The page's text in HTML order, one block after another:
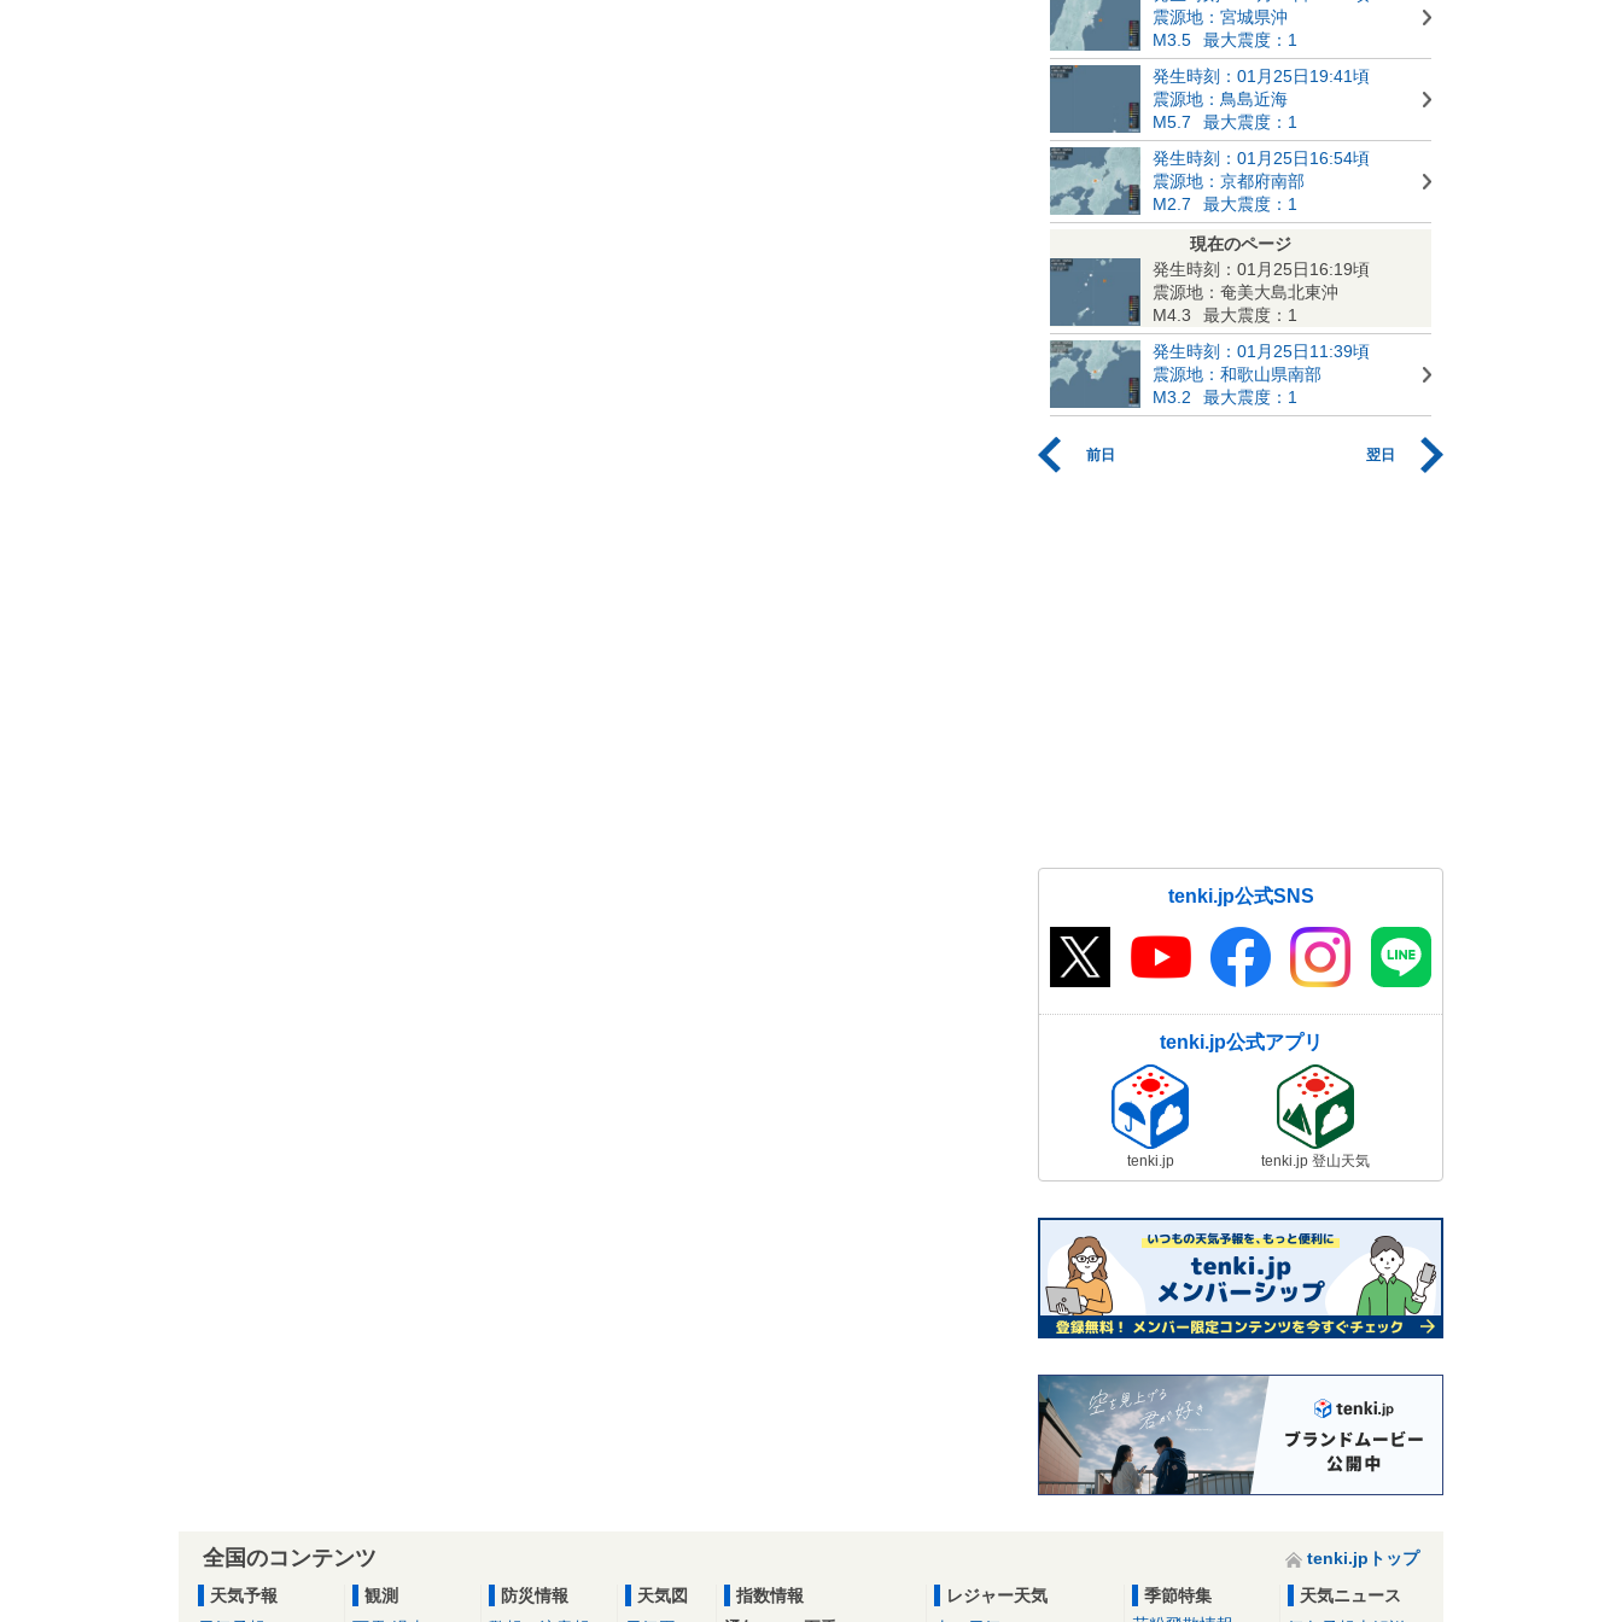
震源地：宮城県沖
M3.5
最大震度：1
発生時刻：01月25日19:41頃
震源地：鳥島近海
M5.7
最大震度：1
発生時刻：01月25日16:54頃
震源地：京都府南部
M2.7
最大震度：1
現在のページ
発生時刻：01月25日16:19頃
震源地：奄美大島北東沖
M4.3
最大震度：1
発生時刻：01月25日11:39頃
震源地：和歌山県南部
M3.2
最大震度：1
前日 翌日
tenki.jp公式SNS
tenki.jp公式アプリ
tenki.jp tenki.jp 登山天気
全国のコンテンツ
tenki.jpトップ
天気予報
観測
防災情報
天気図
指数情報
レジャー天気
季節特集
天気ニュース